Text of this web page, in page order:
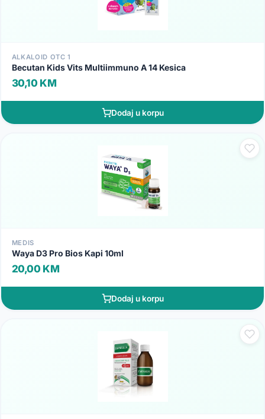
ALKALOID OTC 1
Becutan Kids Vits Multiimmuno A 14 Kesica
30,10 KM
Dodaj u korpu
MEDIS
Waya D3 Pro Bios Kapi 10ml
20,00 KM
Dodaj u korpu